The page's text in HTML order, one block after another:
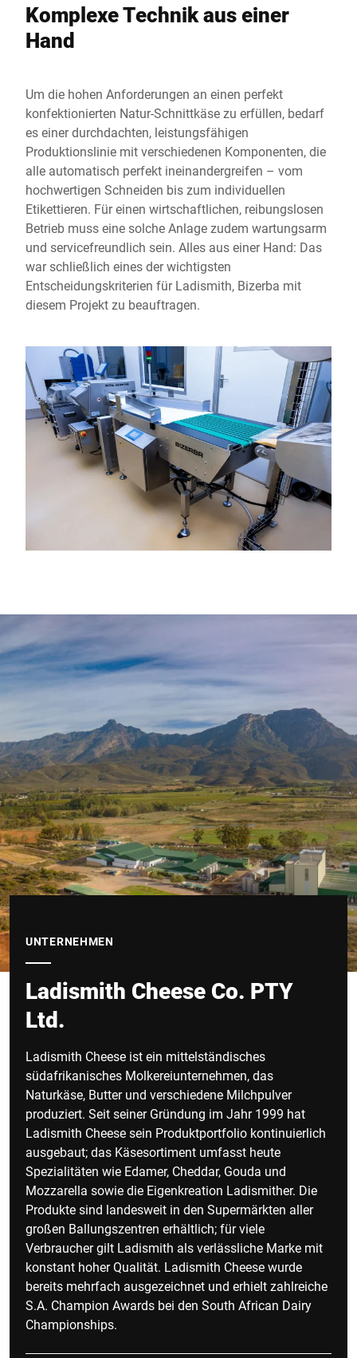
Komplexe Technik aus einer
Hand
Um die hohen Anforderungen an einen perfekt
konfektionierten Natur-Schnittkäse zu erfüllen, bedarf
es einer durchdachten, leistungsfähigen
Produktionslinie mit verschiedenen Komponenten, die
alle automatisch perfekt ineinandergreifen – vom
hochwertigen Schneiden bis zum individuellen
Etikettieren. Für einen wirtschaftlichen, reibungslosen
Betrieb muss eine solche Anlage zudem wartungsarm
und servicefreundlich sein. Alles aus einer Hand: Das
war schließlich eines der wichtigsten
Entscheidungskriterien für Ladismith, Bizerba mit
diesem Projekt zu beauftragen.
UNTERNEHMEN
Ladismith Cheese Co. PTY
Ltd.
Ladismith Cheese ist ein mittelständisches
südafrikanisches Molkereiunternehmen, das
Naturkäse, Butter und verschiedene Milchpulver
produziert. Seit seiner Gründung im Jahr 1999 hat
Ladismith Cheese sein Produktportfolio kontinuierlich
ausgebaut; das Käsesortiment umfasst heute
Spezialitäten wie Edamer, Cheddar, Gouda und
Mozzarella sowie die Eigenkreation Ladismither. Die
Produkte sind landesweit in den Supermärkten aller
großen Ballungszentren erhältlich; für viele
Verbraucher gilt Ladismith als verlässliche Marke mit
konstant hoher Qualität. Ladismith Cheese wurde
bereits mehrfach ausgezeichnet und erhielt zahlreiche
S.A. Champion Awards bei den South African Dairy
Championships.